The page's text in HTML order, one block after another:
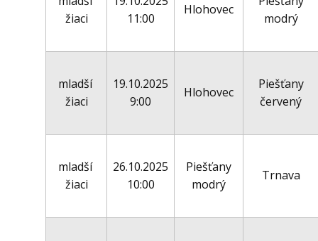
žiaci
11:00
Hlohovec
modrý
mladší
žiaci
19.10.2025
9:00
Hlohovec
Piešťany
červený
mladší
žiaci
26.10.2025
10:00
Piešťany
modrý
Trnava